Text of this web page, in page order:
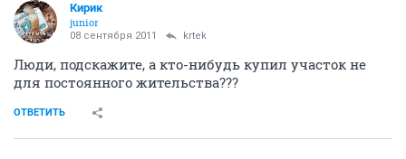
Кирик
junior
08 сентября 2011 krtek
Люди, подскажите, а кто-нибудь купил участок не
для постоянного жительства???
ОТВЕТИТЬ